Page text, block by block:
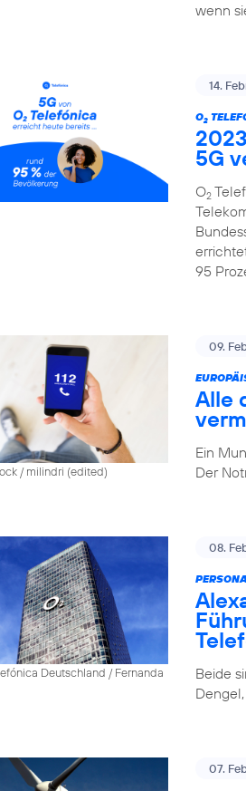
wenn
14.
O2
5G
O2
95
/ milindri (edited)
09.
Alle
Ein
Der
Deutschland / Fernanda
08.
Beide
07.